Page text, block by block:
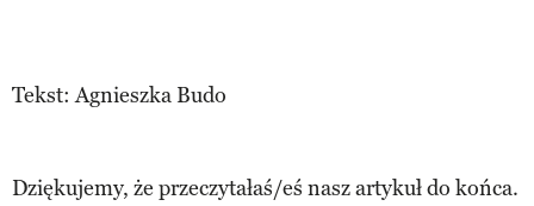
Tekst: Agnieszka Budo
Dziękujemy, że przeczytałaś/eś nasz artykuł do końca.